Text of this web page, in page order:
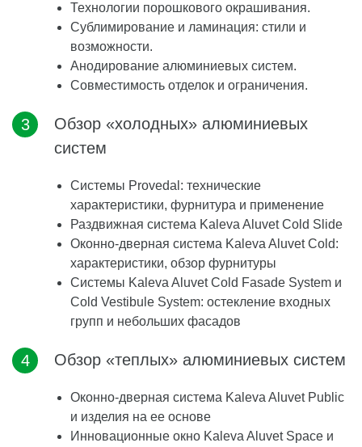
Технологии порошкового окрашивания.
Сублимирование и ламинация: стили и
возможности.
Анодирование алюминиевых систем.
Совместимость отделок и ограничения.
Обзор «холодных» алюминиевых
систем
Системы Provedal: технические
характеристики, фурнитура и применение
Раздвижная система Kaleva Aluvet Cold Slide
Оконно-дверная система Kaleva Aluvet Cold:
характеристики, обзор фурнитуры
Системы Kaleva Aluvet Cold Fasade System и
Cold Vestibule System: остекление входных
групп и небольших фасадов
Обзор «теплых» алюминиевых систем
Оконно-дверная система Kaleva Aluvet Public
и изделия на ее основе
Инновационные окно Kaleva Aluvet Space и